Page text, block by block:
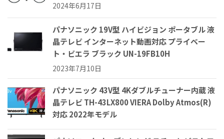
2024年6月17日
パナソニック 19V型 ハイビジョン ポータブル 液
晶テレビ インターネット動画対応 プライベー
ト・ビエラ ブラック UN-19FB10H
2023年7月10日
パナソニック 43V型 4Kダブルチューナー内蔵 液
晶テレビ TH-43LX800 VIERA Dolby Atmos(R)
対応 2022年モデル